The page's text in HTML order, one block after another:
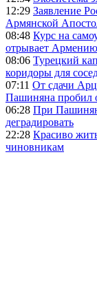
12:29 Заявление
Армянской
08:48 Курс на
отрывает
08:06 Турецкий
коридоры для
07:11 От сдачи
Пашиняна пробил
06:28 При
деградировать
22:28 Красиво
чиновникам